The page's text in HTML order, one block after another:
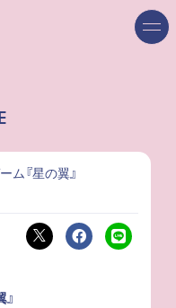
ム『星の翼』